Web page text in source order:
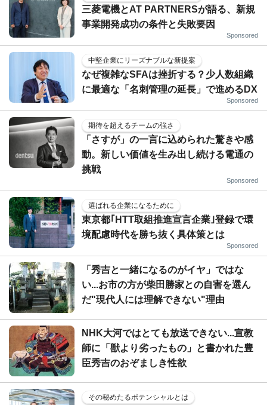
三菱電機とAT PARTNERSが語る、新規
事業開発成功の条件と失敗要因
Sponsored
中堅企業にリーズナブルな新提案
なぜ複雑なSFAは挫折する？少人数組織
に最適な「名刺管理の延長」で進めるDX
Sponsored
期待を超えるチームの強さ
「さすが」の一言に込められた驚きや感
動。新しい価値を生み出し続ける電通の
挑戦
Sponsored
選ばれる企業になるために
東京都｢HTT取組推進宣言企業｣登録で環
境配慮時代を勝ち抜く具体策とは
Sponsored
「秀吉と一緒になるのがイヤ」ではな
い...お市の方が柴田勝家との自害を選ん
だ"現代人には理解できない"理由
NHK大河ではとても放送できない...宣教
師に「獣より劣ったもの」と書かれた豊
臣秀吉のおぞましき性欲
その秘めたるポテンシャルとは